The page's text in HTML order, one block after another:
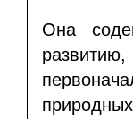
Она